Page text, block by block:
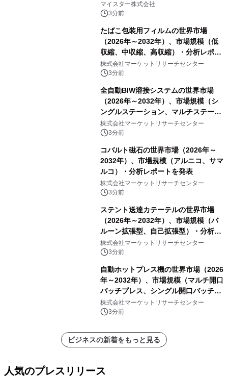
マイスター株式会社
3分前
たばこ包装用フィルムの世界市場
（2026年～2032年）、市場規模（低
収縮、中収縮、高収縮）・分析レポー
トを発表
株式会社マーケットリサーチセンター
3分前
全自動BIW溶接システムの世界市場
（2026年～2032年）、市場規模（シ
ングルステーション、マルチステーシ
ョン）・分析レポートを発表
株式会社マーケットリサーチセンター
3分前
コバルト磁石の世界市場（2026年～
2032年）、市場規模（アルニコ、サマ
ルコ）・分析レポートを発表
株式会社マーケットリサーチセンター
3分前
ステント送達カテーテルの世界市場
（2026年～2032年）、市場規模（バ
ルーン拡張型、自己拡張型）・分析レ
ポートを発表
株式会社マーケットリサーチセンター
3分前
自動ホットプレス機の世界市場（2026
年～2032年）、市場規模（マルチ開口
バッチプレス、シングル開口バッチプ
レス、連続ホットプレスライン、真空
成形、その他）・分析レポートを発表
株式会社マーケットリサーチセンター
3分前
ビジネスの新着をもっと見る
人気のプレスリリース